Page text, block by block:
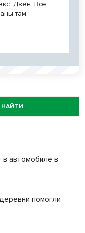
Дзен. Все
там.
НАЙТИ
в автомобиле в
помогли